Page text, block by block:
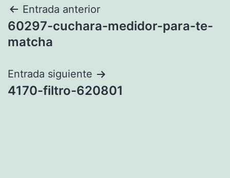
Navegación
de
Entrada anterior
60297-cuchara-medidor-para-te-
matcha
Entrada siguiente
4170-filtro-620801